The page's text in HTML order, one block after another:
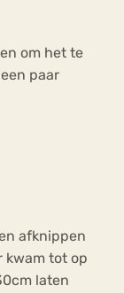
om het te
paar
afknippen
kwam tot op
laten